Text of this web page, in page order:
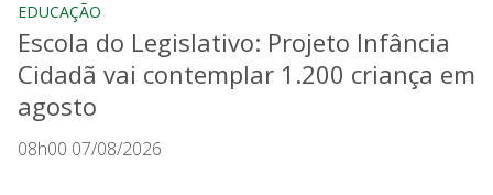
EDUCAÇÃO
Escola do Legislativo: Projeto Infância
Cidadã vai contemplar 1.200 criança em
agosto
08h00 07/08/2026